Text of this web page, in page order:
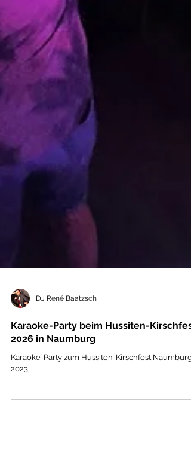
DJ René Baatzsch
Karaoke-Party beim Hussiten-Kirschfest
2026 in Naumburg